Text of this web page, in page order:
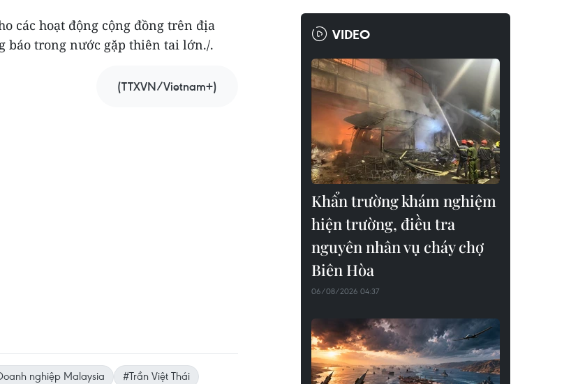
các hoạt động cộng đồng trên địa
báo trong nước gặp thiên tai lớn./.
(TTXVN/Vietnam+)
nghiệp Malaysia
#Trần Việt Thái
VIDEO
Khẩn trường khám nghiệm
hiện trường, điều tra
nguyên nhân vụ cháy chợ
Biên Hòa
06/08/2026 04:37